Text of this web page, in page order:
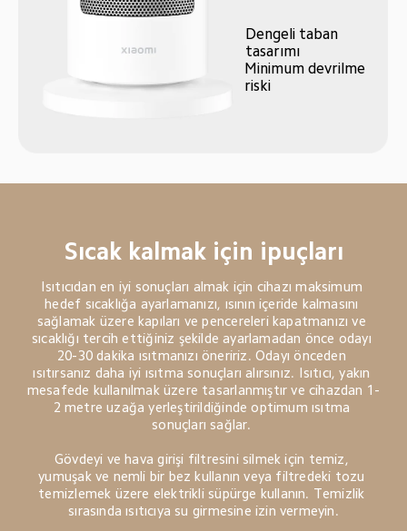
Dengeli taban
tasarımı
Minimum devrilme
riski
Sıcak kalmak için ipuçları
Isıtıcıdan en iyi sonuçları almak için cihazı maksimum
hedef sıcaklığa ayarlamanızı, ısının içeride kalmasını
sağlamak üzere kapıları ve pencereleri kapatmanızı ve
sıcaklığı tercih ettiğiniz şekilde ayarlamadan önce odayı
20-30 dakika ısıtmanızı öneririz. Odayı önceden
ısıtırsanız daha iyi ısıtma sonuçları alırsınız. Isıtıcı, yakın
mesafede kullanılmak üzere tasarlanmıştır ve cihazdan 1-
2 metre uzağa yerleştirildiğinde optimum ısıtma
sonuçları sağlar.
Gövdeyi ve hava girişi filtresini silmek için temiz,
yumuşak ve nemli bir bez kullanın veya filtredeki tozu
temizlemek üzere elektrikli süpürge kullanın. Temizlik
sırasında ısıtıcıya su girmesine izin vermeyin.